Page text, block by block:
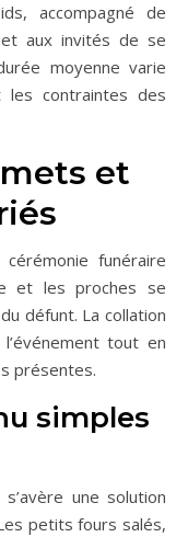
accompagné de
aux invités de se
moyenne varie
contraintes des
et
funéraire
et les proches se
défunt. La collation
tout en
présentes.
simples
une solution
petits fours salés,